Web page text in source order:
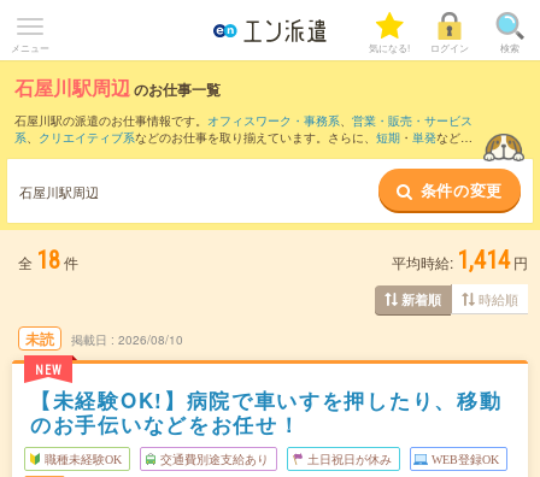
メニュー 気になる! ログイン 検索
石屋川駅周辺のお仕事一覧
石屋川駅の派遣のお仕事情報です。 オフィスワーク・事務系、 営業・販売・サービス
系、 クリエイティブ系などのお仕事を取り揃えています。さらに、 短期 ・ 単発などの
また、三ノ宮駅 神戸(兵庫県)駅・
元町(兵庫県)駅
石屋川駅周辺 条件の変更
全 18件 平均時給: 1,414 円
新着順 時給順
未読
NEW
掲載日 2026/08/10
【未経験OK!】病院で車いすを押したり、移動
のお手伝いなどをお任せ！
職種未経験OK 交通費別途支給あり 土日祝日が休み WEB登録OK